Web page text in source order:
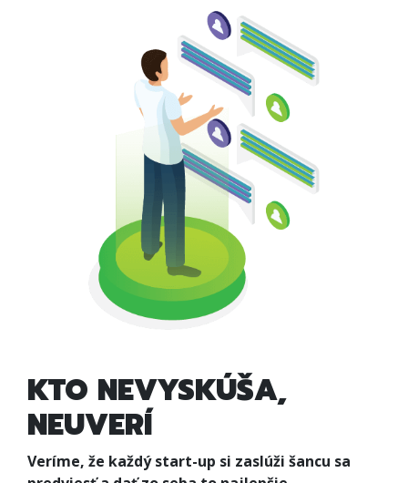
KTO NEVYSKÚŠA,
NEUVERÍ
Veríme, že každý start-up si zaslúži šancu sa